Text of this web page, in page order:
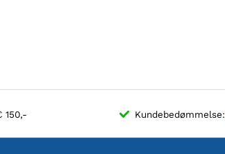
150,- Kundebedømmelse: